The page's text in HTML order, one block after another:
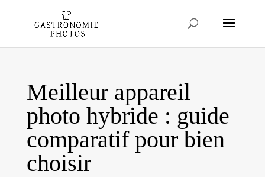
Meilleur appareil
photo hybride : guide
comparatif pour bien
choisir